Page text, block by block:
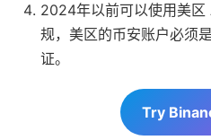
2024年以前可以使用美
规，美区的币安账户必须
证。
Try